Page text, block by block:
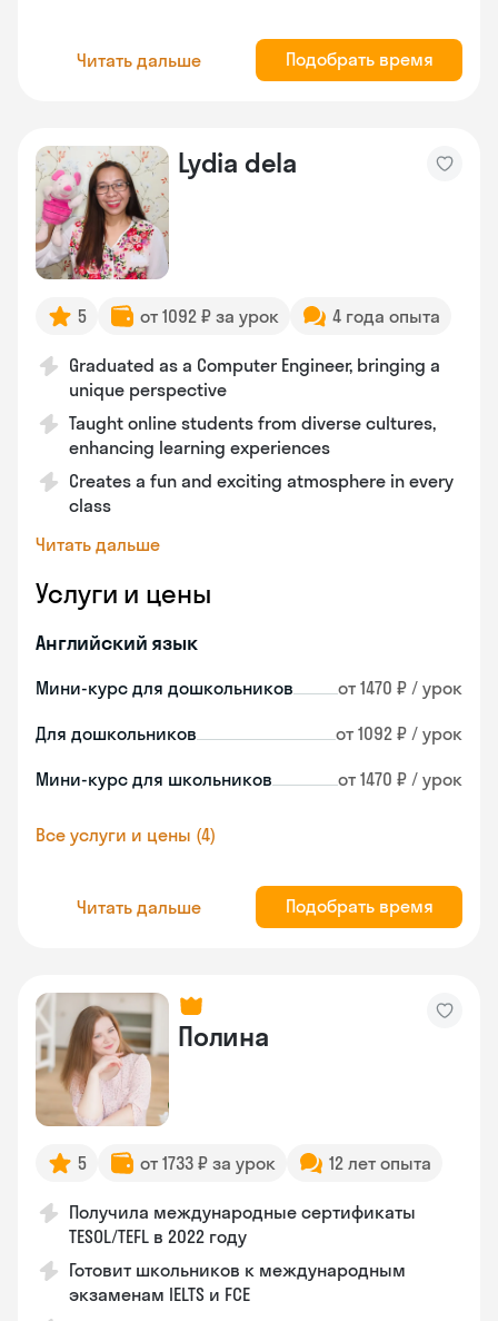
Читать дальше Подобрать время
Lydia dela
5 от 1092 ₽ за урок 4 года опыта
Graduated as a Computer Engineer, bringing a
unique perspective
Taught online students from diverse cultures,
enhancing learning experiences
Creates a fun and exciting atmosphere in every
class
Читать дальше
Услуги и цены
Английский язык
Мини-курс для дошкольников от 1470 ₽ / урок
Для дошкольников от 1092 ₽ / урок
Мини-курс для школьников от 1470 ₽ / урок
Все услуги и цены (4)
Читать дальше Подобрать время
Полина
5 от 1733 ₽ за урок 12 лет опыта
Получила международные сертификаты
TESOL/TEFL в 2022 году
Готовит школьников к международным
экзаменам IELTS и FCE